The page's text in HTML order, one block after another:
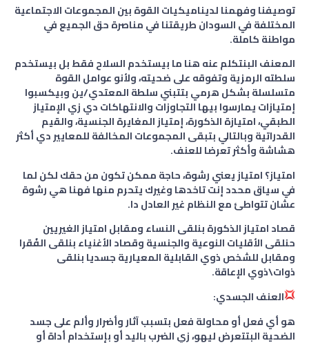
توصيفنا وفهمنا لديناميكيات القوة بين المجموعات الاجتماعية
المختلفة في السودان طريقتنا في مناصرة حق الجميع في
مواطنة كاملة.
المعنف البنتكلم عنه هنا ما بيستخدم السلاح فقط بل بيستخدم
سلطته الرمزية وتفوقه على ضحيته، ولأنو عوامل القوة
متسلسلة بشكل هرمي بتتبني سلطة المعتدي/ين وبيكسبوا
إمتيازات يمارسوا بيها التجاوزات والانتهاكات دي زي الإمتياز
الطبقي، امتيازة الذكورة، إمتياز المغايرة الجنسية، والقيم
القدراتية وبالتالي بتبقى المجموعات المخالفة للمعايير دي أكثر
هشاشة وأكثر تعرضا للعنف.
امتياز؟ امتياز يعني رشوة، حاجة ممكن تكون من حقك لكن لما
في سياق محدد إنت تاخدها وغيرك يتحرم منها فهنا هي رشوة
عشان تتواطئ مع النظام غير العادل دا.
قصاد امتياز الذكورة بنلقى النساء ومقابل امتياز الغيريين
حنلقى الأقليات النوعية والجنسية وقصاد الأغنياء بنلقى الفُقرا
ومقابل للشخص ذوي القابلية المعيارية جسديا بنلقى
ذوات\ذوي الإعاقة.
العنف الجسدي:
هو أي فعل أو محاولة فعل بتسبب آثار وأضرار وألم على جسد
الضحية البتتعرض ليهو، زي الضرب باليد أو بإستخدام أداة أو